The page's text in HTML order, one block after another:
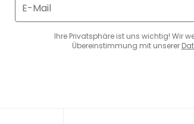
E-Mail
Ihre Privatsphäre ist uns wichtig! Wir
Übereinstimmung mit unserer